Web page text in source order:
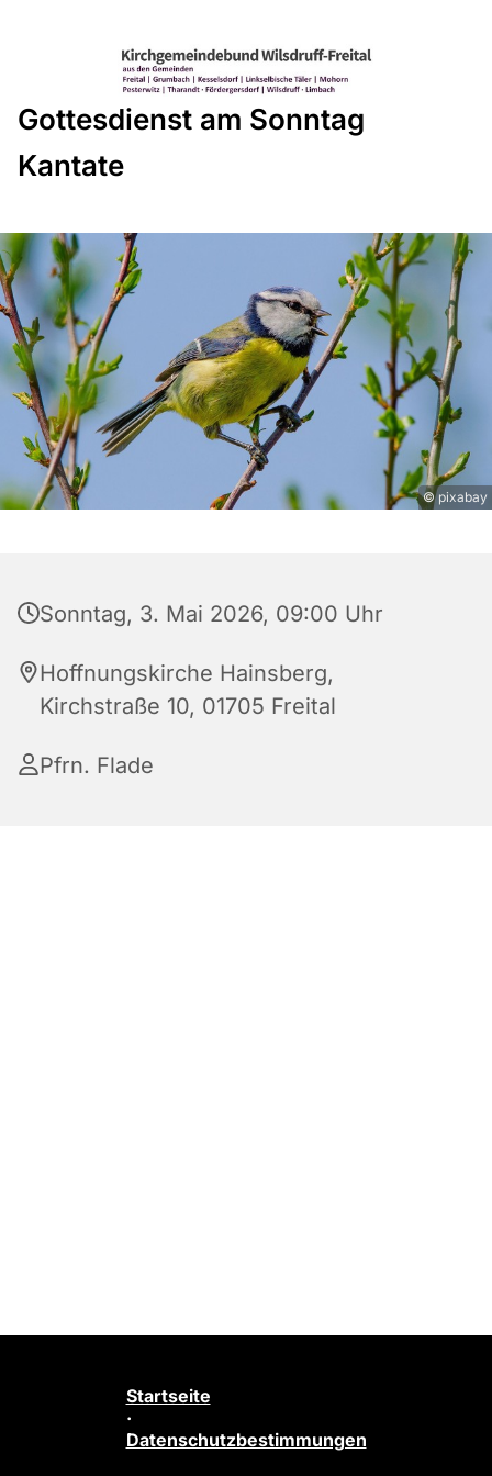
Gottesdienst am Sonntag
Kantate
© pixabay
Sonntag, 3. Mai 2026, 09:00 Uhr
Hoffnungskirche Hainsberg,
Kirchstraße 10, 01705 Freital
Pfrn. Flade
Startseite
·
Datenschutzbestimmungen